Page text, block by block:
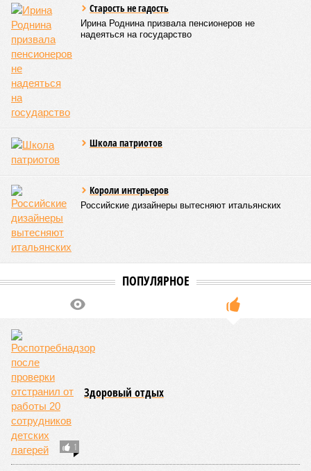
Старость не гадость
Ирина Роднина призвала пенсионеров не
надеяться на государство
Школа патриотов
Короли интерьеров
Российские дизайнеры вытесняют итальянских
ПОПУЛЯРНОЕ
1
Здоровый отдых